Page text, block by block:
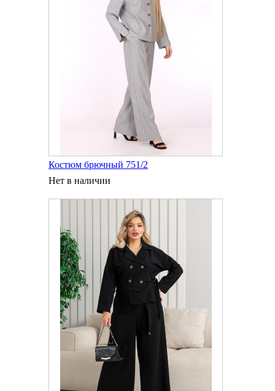
Костюм брючный 751/2
Нет в наличии